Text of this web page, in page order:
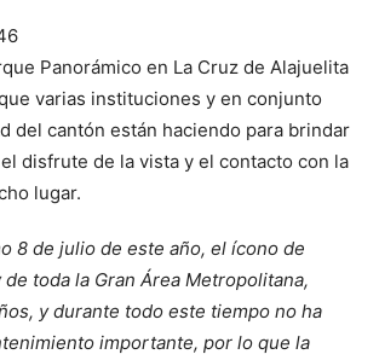
Panorámico en La Cruz de Alajuelita
varias instituciones y en conjunto
del cantón están haciendo para brindar
disfrute de la vista y el contacto con la
lugar.
8 de julio de este año, el ícono de
toda la Gran Área Metropolitana,
y durante todo este tiempo no ha
importante, por lo que la